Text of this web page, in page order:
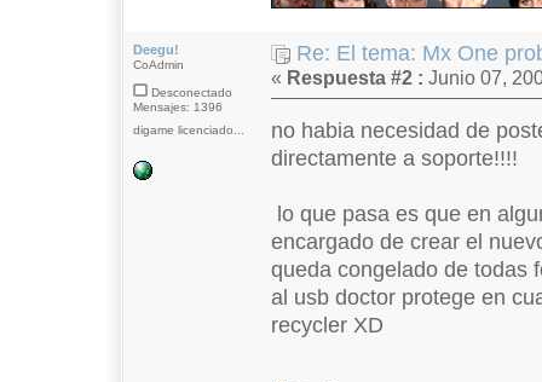
Deegu!
CoAdmin
Desconectado
Mensajes: 1396
digame licenciado...
Re: El tema: Mx One
« Respuesta #2 : Junio 07,
no habia necesidad de
directamente a soporte!!!!
lo que pasa es que en
encargado de crear el
queda congelado de todas
al usb doctor protege en
recycler XD